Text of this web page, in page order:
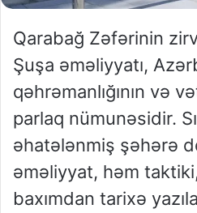
Qarabağ Zəfərinin
Şuşa əməliyyatı,
qəhrəmanlığının və
parlaq nümunəsidir.
əhatələnmiş şəhərə
əməliyyat, həm
baxımdan tarixə